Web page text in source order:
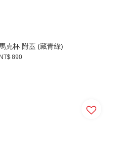
克杯 附蓋 (藏青綠)
NT$ 890